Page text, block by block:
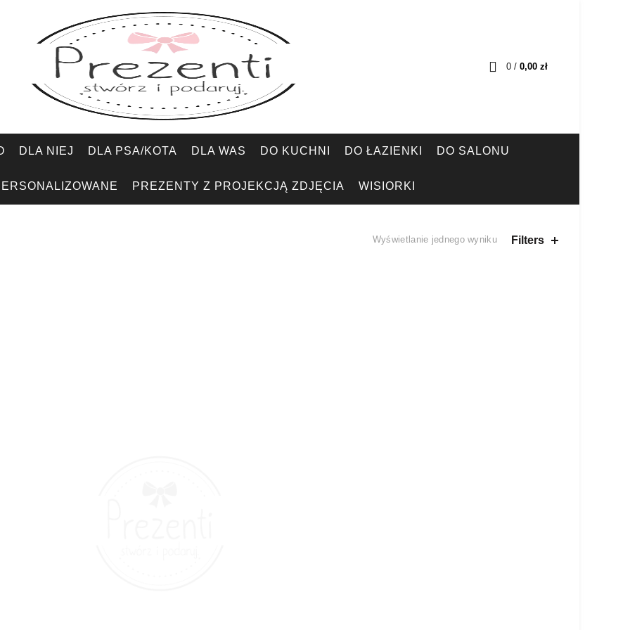
0 / 0,00 zł
DLA NIEJ DLA PSA/KOTA DLA WAS DO KUCHNI DO ŁAZIENKI DO SALONU
PREZENTY Z PROJEKCJĄ ZDJĘCIA WISIORKI
Wyświetlanie jednego wyniku Filters